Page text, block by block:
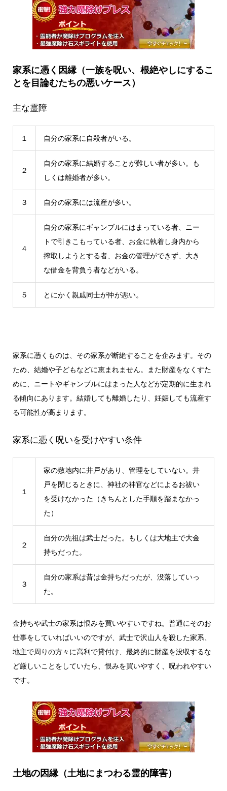
家系に憑く因縁（一族を呪い、根絶やしにするこ
とを目論むたちの悪いケース）
主な霊障
１ 自分の家系に自殺者がいる。
２
自分の家系に結婚することが難しい者が多い。も
しくは離婚者が多い。
３ 自分の家系には流産が多い。
４
自分の家系にギャンブルにはまっている者、ニー
トで引きこもっている者、お金に執着し身内から
搾取しようとする者、お金の管理ができず、大き
な借金を背負う者などがいる。
５ とにかく親戚同士が仲が悪い。
家系に憑くものは、その家系が断絶することを企みます。その
ため、結婚や子どもなどに恵まれません。また財産をなくすた
めに、ニートやギャンブルにはまった人などが定期的に生まれ
る傾向にあります。結婚しても離婚したり、妊娠しても流産す
る可能性が高まります。
家系に憑く呪いを受けやすい条件
１
家の敷地内に井戸があり、管理をしていない。井
戸を閉じるときに、神社の神官などによるお祓い
を受けなかった（きちんとした手順を踏まなかっ
た）
２
自分の先祖は武士だった。もしくは大地主で大金
持ちだった。
３
自分の家系は昔は金持ちだったが、没落していっ
た。
金持ちや武士の家系は恨みを買いやすいですね。普通にそのお
仕事をしていればいいのですが、武士で沢山人を殺した家系、
地主で周りの方々に高利で貸付け、最終的に財産を没収するな
ど厳しいことをしていたら、恨みを買いやすく、呪われやすい
です。
土地の因縁（土地にまつわる霊的障害）